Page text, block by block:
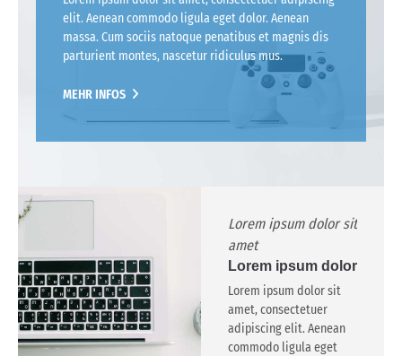
elit. Aenean commodo ligula eget dolor. Aenean
massa. Cum sociis natoque penatibus et magnis dis
parturient montes, nascetur ridiculus mus.
MEHR INFOS
Lorem ipsum dolor sit
amet
Lorem ipsum dolor
Lorem ipsum dolor sit
amet, consectetuer
adipiscing elit. Aenean
commodo ligula eget